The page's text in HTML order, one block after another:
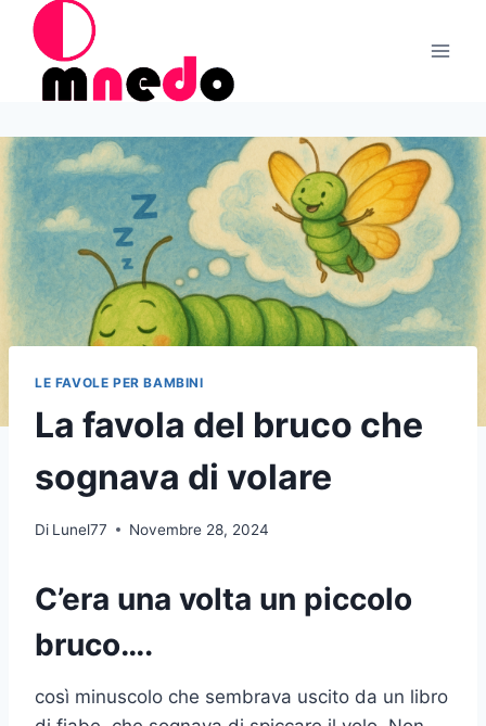
Salta
contenuto
LE FAVOLE PER BAMBINI
La favola del bruco che
sognava di volare
Di Lunel77 Novembre 28, 2024
C’era una volta un piccolo
bruco….
così minuscolo che sembrava uscito da un libro